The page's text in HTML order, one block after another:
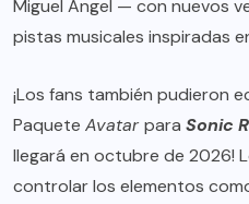
Miguel Ángel — con nuevos
pistas musicales inspiradas
¡Los fans también pudieron
Paquete Avatarpara Sonic
llegará en octubre de 2026!
controlar los elementos